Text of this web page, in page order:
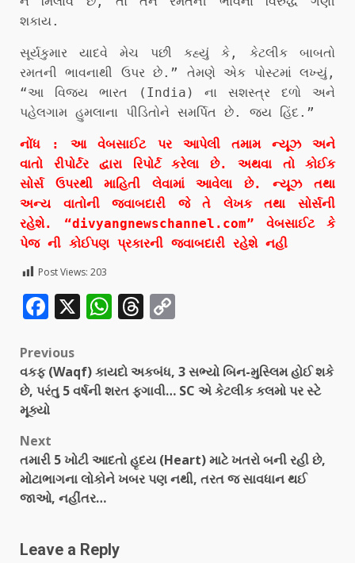
શકાય.
સૂર્યકુમાર યાદવે મેચ પછી કહ્યું કે, કેટલીક બાબતો
રમતની ભાવનાથી ઉપર છે.” તેમણે એક પોસ્ટમાં લખ્યું,
“આ વિજય ભારત (India) ના સશસ્ત્ર દળો અને
પહેલગામ હુમલાના પીડિતોને સમર્પિત છે. જય હિંદ.”
નોંધ : આ વેબસાઈટ પર આપેલી તમામ ન્યૂઝ અને
વાતો રીપોર્ટર દ્વારા રિપોર્ટ કરેલા છે. અથવા તો કોઈક
સોર્સ ઉપરથી માહિતી લેવામાં આવેલા છે. ન્યૂઝ તથા
અન્ય વાતોની જવાબદારી જે તે લેખક તથા સોર્સની
રહેશે. “divyangnewschannel.com” વેબસાઈટ કે
પેજ ની કોઈપણ પ્રકારની જવાબદારી રહેશે નહી
Post Views: 203
Facebook
X WhatsApp
Threads
Previous
વકફ (Waqf) કાયદો અકબંધ, 3 સભ્યો બિન-મુસ્લિમ હોઈ શકે
છે, પરંતુ 5 વર્ષની શરત ફગાવી… SC એ કેટલીક કલમો પર સ્ટે
મૂક્યો
Next
તમારી 5 ખોટી આદતો હૃદય (Heart) માટે ખતરો બની રહી છે,
મોટાભાગના લોકોને ખબર પણ નથી, તરત જ સાવધાન થઈ
જાઓ, નહીંતર…
Leave a Reply